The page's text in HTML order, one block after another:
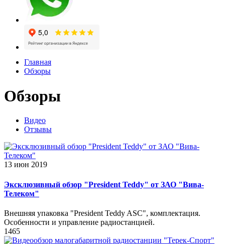
Главная
Обзоры
Обзоры
Видео
Отзывы
13 июн 2019
Эксклюзивный обзор "President Teddy" от ЗАО "Вива-
Телеком"
Внешняя упаковка "President Teddy ASC", комплектация.
Особенности и управление радиостанцией.
1465